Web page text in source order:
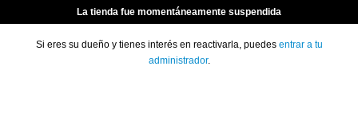
La tienda fue momentáneamente suspendida
Si eres su dueño y tienes interés en reactivarla, puedes entrar a tu
administrador.